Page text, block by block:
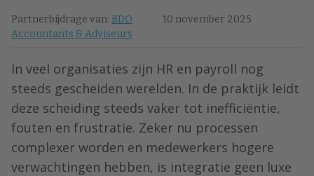
Partnerbijdrage van: BDO
Accountants & Adviseurs
10 november 2025
In veel organisaties zijn HR en payroll nog
steeds gescheiden werelden. In de praktijk leidt
deze scheiding steeds vaker tot inefficiëntie,
fouten en frustratie. Zeker nu processen
complexer worden en medewerkers hogere
verwachtingen hebben, is integratie geen luxe